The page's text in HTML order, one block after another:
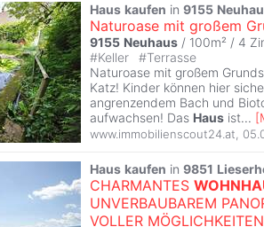
Haus kaufen in 9155
Naturoase mit großem
9155 Neuhaus / 100m² / 4
#Keller #Terrasse
Naturoase mit großem
Katz! Kinder können hier
angrenzendem Bach und
aufwachsen! Das Haus ist... [
www.immobilienscout24.at
Haus kaufen in 9851
CHARMANTES
UNVERBAUBAREM
VOLLER